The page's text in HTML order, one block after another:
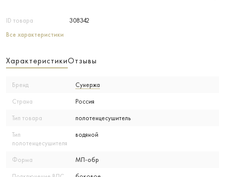
ID товара 308342
Все характеристики
ХарактеристикиОтзывы
Бренд Сунержа
Страна Россия
Тип товара полотенцесушитель
Тип
полотенцесушителя
водяной
Форма МП-обр